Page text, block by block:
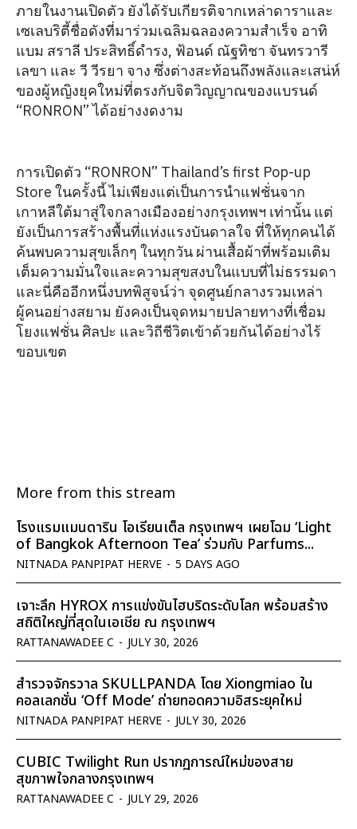
ภายในงานเปิดตัว ยังได้รับเกียรติจากเหล่าดาราและ
เซเลบริตี้ชื่อดังที่มาร่วมเฉลิมฉลองความสำเร็จ อาทิ
แบม สราลี ประสิทธิ์ดำรง, ฟ้อนด์ ณัฐทิชา จันทรวารี
เลขา และ วี วีรยา จาง ซึ่งต่างสะท้อนถึงพลังและเสน่ห์
ของผู้หญิงยุคใหม่ที่ตรงกับจิตวิญญาณของแบรนด์
“RONRON” ได้อย่างงดงาม
การเปิดตัว “RONRON” Thailand’s first Pop-up
Store ในครั้งนี้ ไม่เพียงแต่เป็นการนำแฟชั่นจาก
เกาหลีใต้มาสู่ใจกลางเมืองอย่างกรุงเทพฯ เท่านั้น แต่
ยังเป็นการสร้างพื้นที่แห่งแรงบันดาลใจ ที่ให้ทุกคนได้
ค้นพบความสุขเล็กๆ ในทุกวัน ผ่านเสื้อผ้าที่พร้อมเติม
เต็มความมั่นใจและความสุขสงบในแบบที่ไม่ธรรมดา
และนี่คืออีกหนึ่งบทพิสูจน์ว่า จุดศูนย์กลางรวมเหล่า
ผู้คนอย่างสยาม ยังคงเป็นจุดหมายปลายทางที่เชื่อม
โยงแฟชั่น ศิลปะ และวิถีชีวิตเข้าด้วยกันได้อย่างไร้
ขอบเขต
More from this stream
โรงแรมแมนดาริน โอเรียนเต็ล กรุงเทพฯ เผยโฉม ‘Light
of Bangkok Afternoon Tea’ ร่วมกับ Parfums...
NITNADA PANPIPAT HERVE - 5 DAYS AGO
เจาะลึก HYROX การแข่งขันไฮบริดระดับโลก พร้อมสร้าง
สถิติใหญ่ที่สุดในเอเชีย ณ กรุงเทพฯ
RATTANAWADEE C - JULY 30, 2026
สำรวจจักรวาล SKULLPANDA โดย Xiongmiao ใน
คอลเลกชั่น ‘Off Mode’ ถ่ายทอดความอิสระยุคใหม่
NITNADA PANPIPAT HERVE - JULY 30, 2026
CUBIC Twilight Run ปรากฏการณ์ใหม่ของสาย
สุขภาพใจกลางกรุงเทพฯ
RATTANAWADEE C - JULY 29, 2026